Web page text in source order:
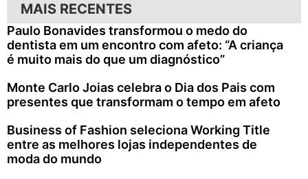
MAIS RECENTES
Paulo Bonavides transformou o medo do
dentista em um encontro com afeto: “A criança
é muito mais do que um diagnóstico”
Monte Carlo Joias celebra o Dia dos Pais com
presentes que transformam o tempo em afeto
Business of Fashion seleciona Working Title
entre as melhores lojas independentes de
moda do mundo